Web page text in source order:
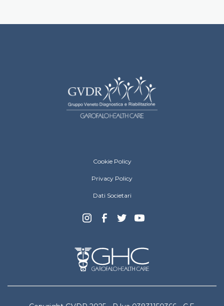
Gruppo Veneto Diagnostica e
Cookie Policy
Privacy Policy
Dati Societari